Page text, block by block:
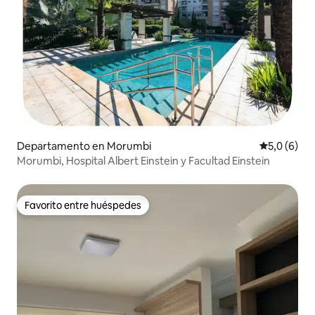
Departamento en Morumbi
5,0 (6)
Morumbi, Hospital Albert Einstein y Facultad Einstein
Favorito entre huéspedes
Favorito entre huéspedes